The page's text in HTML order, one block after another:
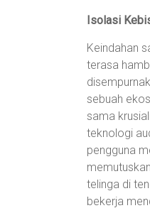
Isolasi
Keindahan
terasa
sebuah
sama
teknologi
pengguna
telinga di
bekerja